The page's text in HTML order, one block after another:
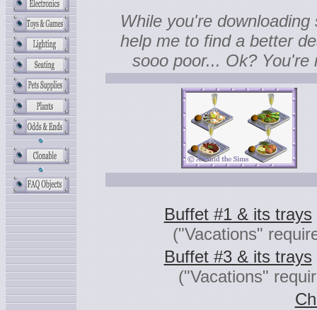
While you're
help me to find a better
sooo poor... Ok?
Buffet #1 & its trays
("Vacations"
Buffet #3 & its trays
("Vacations"